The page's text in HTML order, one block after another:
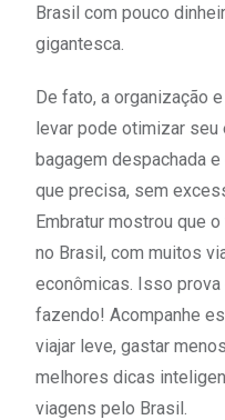
Brasil com pouco
gigantesca.
De fato, a organização
levar pode otimizar
bagagem despachada
que precisa, sem
Embratur mostrou que
no Brasil, com muitos
econômicas. Isso
fazendo! Acompanhe
viajar leve, gastar
melhores dicas
viagens pelo Brasil.